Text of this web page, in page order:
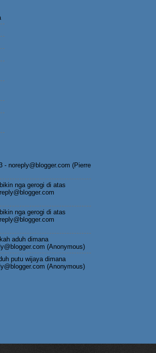
- noreply@blogger.com (Pierre
nga gerogi di atas
nga gerogi di atas
aduh dimana
(Anonymous)
putu wijaya dimana
(Anonymous)